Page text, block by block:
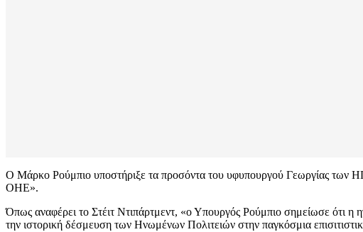
Ο Μάρκο Ρούμπιο υποστήριξε τα προσόντα του υφυπουργού Γεωργίας των
ΟΗΕ».
Όπως αναφέρει το Στέιτ Ντιπάρτμεντ, «ο Υπουργός Ρούμπιο σημείωσε ότι η
την ιστορική δέσμευση των Ηνωμένων Πολιτειών στην παγκόσμια